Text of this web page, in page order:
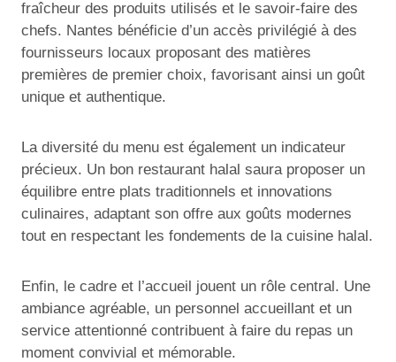
fraîcheur des produits utilisés et le savoir-faire des
chefs. Nantes bénéficie d’un accès privilégié à des
fournisseurs locaux proposant des matières
premières de premier choix, favorisant ainsi un goût
unique et authentique.
La diversité du menu est également un indicateur
précieux. Un bon restaurant halal saura proposer un
équilibre entre plats traditionnels et innovations
culinaires, adaptant son offre aux goûts modernes
tout en respectant les fondements de la cuisine halal.
Enfin, le cadre et l’accueil jouent un rôle central. Une
ambiance agréable, un personnel accueillant et un
service attentionné contribuent à faire du repas un
moment convivial et mémorable.